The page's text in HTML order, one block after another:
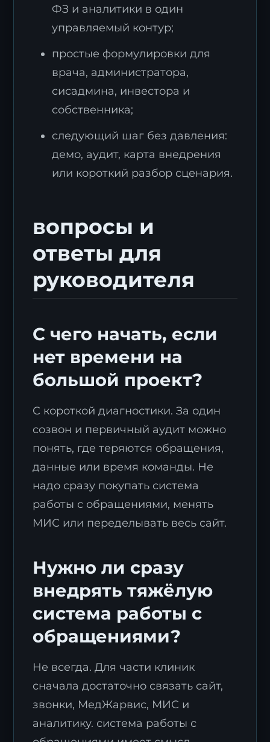
ФЗ и аналитики в один
управляемый контур;
простые формулировки для
врача, администратора,
сисадмина, инвестора и
собственника;
следующий шаг без давления:
демо, аудит, карта внедрения
или короткий разбор сценария.
вопросы и
ответы для
руководителя
С чего начать, если
нет времени на
большой проект?
С короткой диагностики. За один
созвон и первичный аудит можно
понять, где теряются обращения,
данные или время команды. Не
надо сразу покупать система
работы с обращениями, менять
МИС или переделывать весь сайт.
Нужно ли сразу
внедрять тяжёлую
система работы с
обращениями?
Не всегда. Для части клиник
сначала достаточно связать сайт,
звонки, МедЖарвис, МИС и
аналитику. система работы с
Заявка на стратегию
цифровизации
Оставьте контакты, и наш эксперт свяжется с
вами для подготовки индивидуального плана
трансформации.